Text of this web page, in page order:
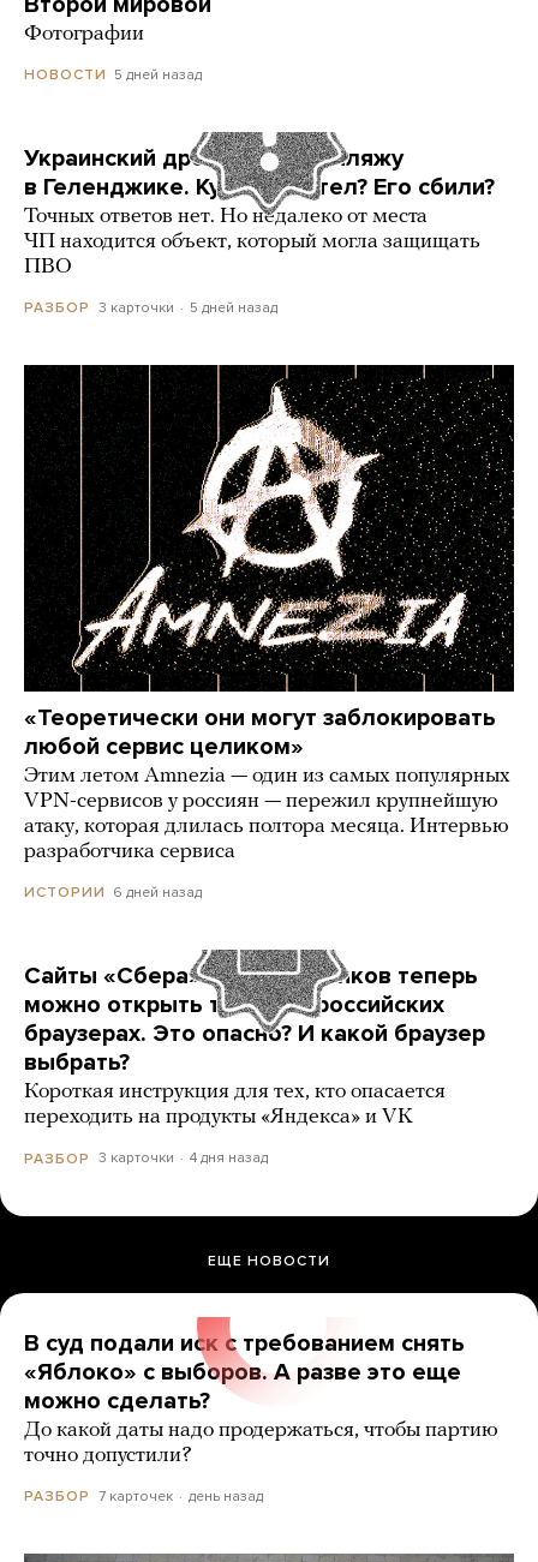
Фотографии
НОВОСТИ 5 дней назад
Украинский дрон попал по пляжу
в Геленджике. Куда он летел? Его сбили?
Точных ответов нет. Но недалеко от места
ЧП находится объект, который могла защищать
ПВО
РАЗБОР 3 карточки 5 дней назад
«Теоретически они могут заблокировать
любой сервис целиком»
Этим летом Amnezia — один из самых популярных
VPN-сервисов у россиян — пережил крупнейшую
атаку, которая длилась полтора месяца. Интервью
разработчика сервиса
ИСТОРИИ 6 дней назад
Сайты «Сбера» и других банков теперь
можно открыть только в российских
браузерах. Это опасно? И какой браузер
выбрать?
Короткая инструкция для тех, кто опасается
переходить на продукты «Яндекса» и VK
РАЗБОР 3 карточки 4 дня назад
ЕЩЕ НОВОСТИ
В суд подали иск с требованием снять
«Яблоко» с выборов. А разве это еще
можно сделать?
До какой даты надо продержаться, чтобы партию
точно допустили?
РАЗБОР 7 карточек день назад